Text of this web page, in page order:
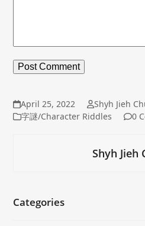
April 25, 2022
Shyh Jieh
字謎/Character Riddles
0
Shyh Jieh
Categories